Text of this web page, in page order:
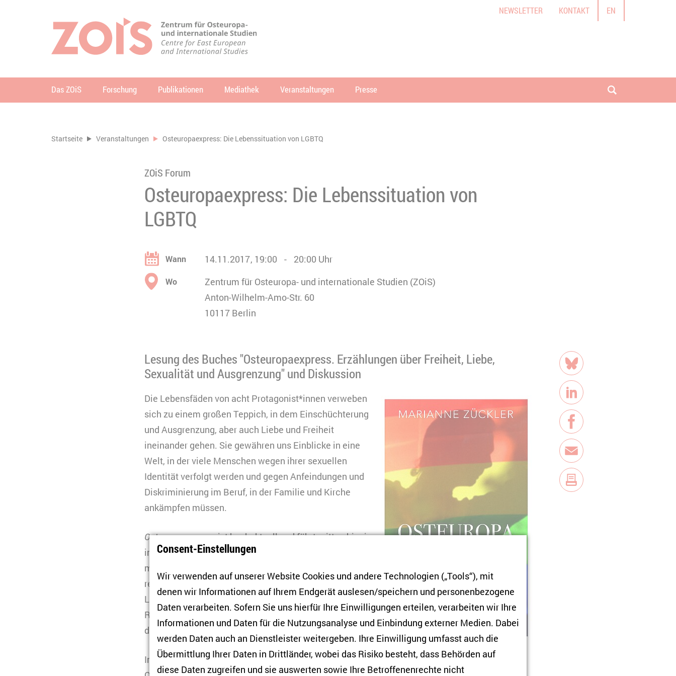
NEWSLETTER KONTAKT EN
Das ZOiS Forschung Publikationen Mediathek Veranstaltungen Presse Suche öffnen
Sie befinden sich hier:
Startseite Veranstaltungen Osteuropaexpress: Die Lebenssituation von LGBTQ
ZOiS Forum
Osteuropaexpress: Die Lebenssituation von
LGBTQ
Wann 14.11.2017 19:00 20:00 Uhr
Wo
Zentrum für Osteuropa- und internationale Studien (ZOiS)
Anton-Wilhelm-Amo-Str. 60
10117 Berlin
Lesung des Buches "Osteuropaexpress. Erzählungen über Freiheit, Liebe,
Sexualität und Ausgrenzung" und Diskussion
Die Lebensfäden von acht Protagonist*innen verweben
sich zu einem großen Teppich, in dem Einschüchterung
und Ausgrenzung, aber auch Liebe und Freiheit
ineinander gehen. Sie gewähren uns Einblicke in eine
Welt, in der viele Menschen wegen ihrer sexuellen
Identität verfolgt werden und gegen Anfeindungen und
Diskriminierung im Beruf, in der Familie und Kirche
ankämpfen müssen.
Osteuropaexpressist hochaktuell und führt mitten hinein
in ein Thema, das so sozialpolitisch drängend wie
menschlich packend ist. Die Autorin vermittelt
realistische Eindrücke vom Alltag in Polen, Ungarn,
Litauen und Lettland. Die Geschichten beruhen auf
Recherchen und Interviews und sind als
dokumentarische Erzählungen verknüpft.
Im Anschluss an die Lesung findet eine Podiumsdiskussion zur Lebenssituation von LGBTQ in
Teilen
Bluesky
LinkedIn
Facebook
E-Mail
Consent-Einstellungen
Wir verwenden auf unserer Website Cookies und andere Technologien („Tools“), mit
denen wir Informationen auf Ihrem Endgerät auslesen/speichern und personenbezogene
Daten verarbeiten. Sofern Sie uns hierfür Ihre Einwilligungen erteilen, verarbeiten wir Ihre
Informationen und Daten für die Nutzungsanalyse und Einbindung externer Medien. Dabei
werden Daten auch an Dienstleister weitergeben. Ihre Einwilligung umfasst auch die
Übermittlung Ihrer Daten in Drittländer, wobei das Risiko besteht, dass Behörden auf
diese Daten zugreifen und sie auswerten sowie Ihre Betroffenenrechte nicht